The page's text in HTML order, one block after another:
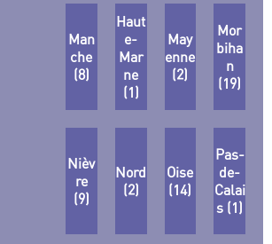
Man
che
(8)
Haut
e-
Mar
ne
(1)
May
enne
(2)
Mor
biha
n
(19)
Nièv
re
(9)
Nord
(2)
Oise
(14)
Pas-
de-
Calai
s (1)